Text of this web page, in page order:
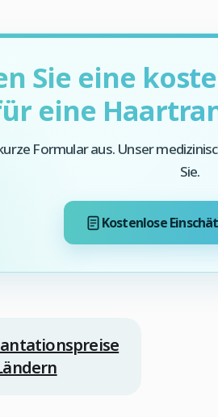
Sie eine
eine
Formular aus. Unser
Sie.
Kostenlose